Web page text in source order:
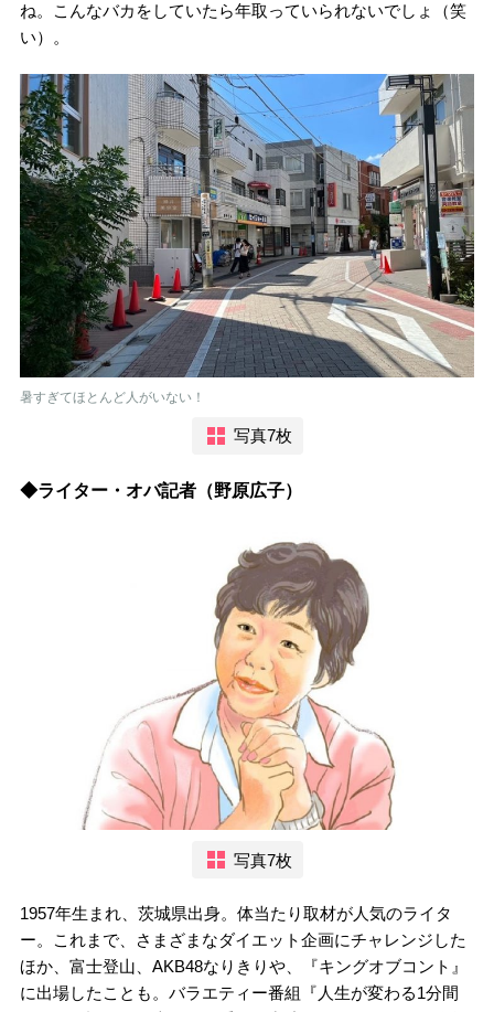
ね。こんなバカをしていたら年取っていられないでしょ（笑
い）。
暑すぎてほとんど人がいない！
写真7枚
◆ライター・オバ記者（野原広子）
写真7枚
1957年生まれ、茨城県出身。体当たり取材が人気のライタ
ー。これまで、さまざまなダイエット企画にチャレンジした
ほか、富士登山、AKB48なりきりや、『キングオブコント』
に出場したことも。バラエティー番組『人生が変わる1分間